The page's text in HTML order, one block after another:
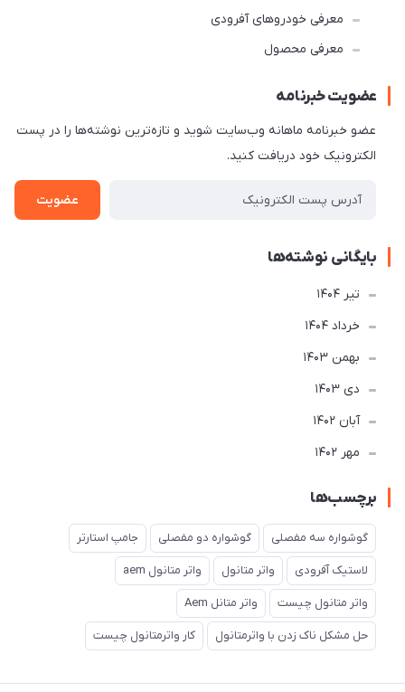
معرفی خودروهای آفرودی
معرفی محصول
عضویت خبرنامه
عضو خبرنامه ماهانه وب‌سایت شوید و تازه‌ترین نوشته‌ها را در پست
الکترونیک خود دریافت کنید.
عضویت
بایگانی نوشته‌ها
تير 1404
خرداد 1404
بهمن 1403
دی 1403
آبان 1402
مهر 1402
برچسب‌ها
گوشواره سه مفصلی گوشواره دو مفصلی جامپ استارتر
لاستیک آفرودی واتر متانول واتر متانول aem
واتر متانول چیست واتر متانل Aem
حل مشکل ناک زدن با واترمتانول کار واترمتانول چیست